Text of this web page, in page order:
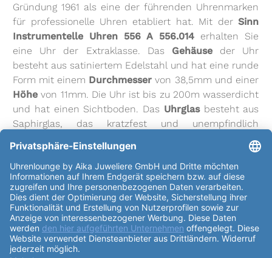
Gründung 1961 als eine der führenden Uhrenmarken
für professionelle Uhren etabliert hat. Mit derSinn
Instrumentelle Uhren 556 A 556.014 erhalten Sie
eine Uhr der Extraklasse. Das Gehäuse der Uhr
besteht aus satiniertem Edelstahl und hat eine runde
Form mit einem Durchmesser von 38,5mm und einer
Höhe von 11mm. Die Uhr ist bis zu 200m wasserdicht
und hat einen Sichtboden. Das Uhrglasbesteht aus
Saphirglas, das kratzfest und unempfindlich
gegenüber Beschädigungen ist. Das Uhrwerk der Uhr
ist ein ETA 2824-2 mit 25 Steinen. Es hat einen
Durchmesservon 25,6mm und eineHöhevon
4,6mm. Es hat eine Gangreserve von bis zu 38
Stunden und schwingt 28800 Halbschwingungen pro
Stunde. DasZifferblattist schwarz und hat
arabische Indexe. DasArmbandder Uhr besteht aus
Feingliederband und satiniertem Edelstahl. Es hat
eine silberne Farbe und eine Faltschliesse. Die